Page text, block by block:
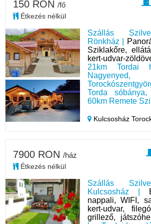
Szállás
Rönkház |
Sziklakőre,
kert-udvar-
21km Tordai
Torda
60km Remete
Kulcsosház
150 RON /fő
Étkezés nélkül
Szállás
Kulcsosház |
nappali, WIFI,
kert-udvar,
grillező,
7900 RON /ház
Étkezés nélkül